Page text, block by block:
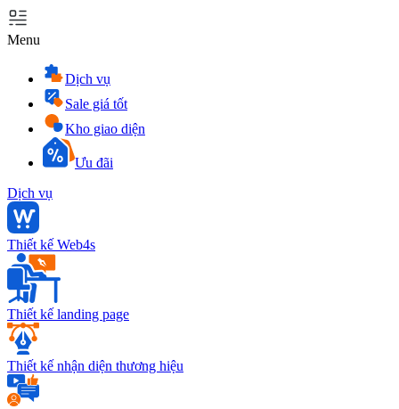
Menu
Dịch vụ
Sale giá tốt
Kho giao diện
Ưu đãi
Dịch vụ
Thiết kế Web4s
Thiết kế landing page
Thiết kế nhận diện thương hiệu